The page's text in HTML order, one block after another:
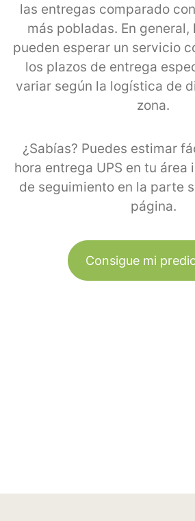
las entregas comparado
más pobladas. En
pueden esperar un servicio
los plazos de entrega
variar según la logística de
zona.
¿Sabías? Puedes estimar
hora entrega UPS en tu área
de seguimiento en la parte
página.
Consigue mi